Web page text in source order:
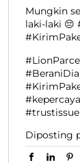
Mungkin
laki-laki 😔
#trustissue
Diposting